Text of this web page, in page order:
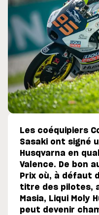
Les coéquipiers
Sasaki ont signé
Husqvarna en
Valence. De bon
Prix où, à défaut
titre des pilotes,
Masia, Liqui Moly
peut devenir